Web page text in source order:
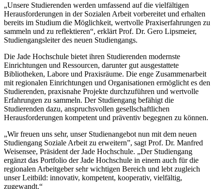
„Unsere Studierenden werden umfassend auf die vielfältigen
Herausforderungen in der Sozialen Arbeit vorbereitet und erhalten
bereits im Studium die Möglichkeit, wertvolle Praxiserfahrungen zu
sammeln und zu reflektieren“, erklärt Prof. Dr. Gero Lipsmeier,
Studiengangsleiter des neuen Studiengangs.
Die Jade Hochschule bietet ihren Studierenden modernste
Einrichtungen und Ressourcen, darunter gut ausgestattete
Bibliotheken, Labore und Praxisräume. Die enge Zusammenarbeit
mit regionalen Einrichtungen und Organisationen ermöglicht es den
Studierenden, praxisnahe Projekte durchzuführen und wertvolle
Erfahrungen zu sammeln. Der Studiengang befähigt die
Studierenden dazu, anspruchsvollen gesellschaftlichen
Herausforderungen kompetent und präventiv begegnen zu können.
„Wir freuen uns sehr, unser Studienangebot nun mit dem neuen
Studiengang Soziale Arbeit zu erweitern”, sagt Prof. Dr. Manfred
Weisensee, Präsident der Jade Hochschule. „Der Studiengang
ergänzt das Portfolio der Jade Hochschule in einem auch für die
regionalen Arbeitgeber sehr wichtigen Bereich und lebt zugleich
unser Leitbild: innovativ, kompetent, kooperativ, vielfältig,
zugewandt.“